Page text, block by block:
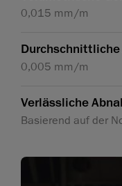
0,015 mm/m
0,005 mm/m
Verlässliche
Basierend auf der